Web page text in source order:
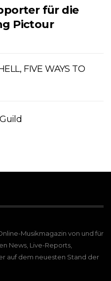
für die
Pictour
FIVE WAYS TO
Musikmagazin von und für
News, Live-Reports,
auf dem neuesten Stand der